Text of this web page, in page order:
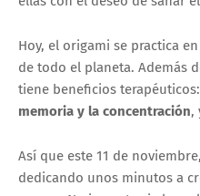
Hoy, el origami se practica
de todo el planeta. Además
tiene beneficios
memoria y la concentración,
Así que este 11 de
dedicando unos minutos a